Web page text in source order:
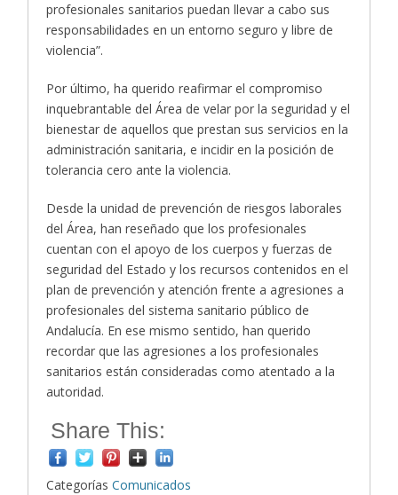
profesionales sanitarios puedan llevar a cabo sus
responsabilidades en un entorno seguro y libre de
violencia”.
Por último, ha querido reafirmar el compromiso
inquebrantable del Área de velar por la seguridad y el
bienestar de aquellos que prestan sus servicios en la
administración sanitaria, e incidir en la posición de
tolerancia cero ante la violencia.
Desde la unidad de prevención de riesgos laborales
del Área, han reseñado que los profesionales
cuentan con el apoyo de los cuerpos y fuerzas de
seguridad del Estado y los recursos contenidos en el
plan de prevención y atención frente a agresiones a
profesionales del sistema sanitario público de
Andalucía. En ese mismo sentido, han querido
recordar que las agresiones a los profesionales
sanitarios están consideradas como atentado a la
autoridad.
Share This:
Categorías Comunicados